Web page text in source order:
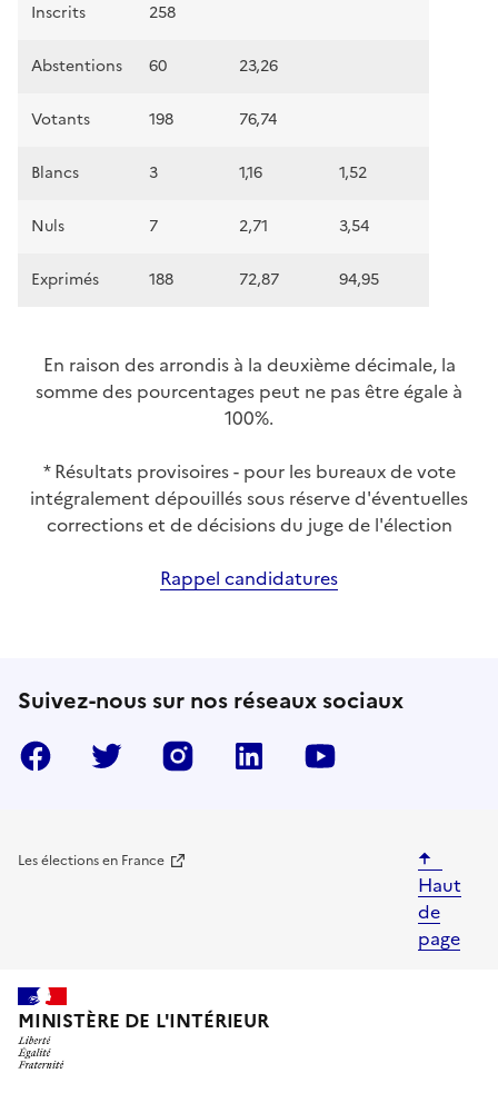
Inscrits 258
Abstentions 60 23,26
Votants 198 76,74
Blancs 3 1,16 1,52
Nuls 7 2,71 3,54
Exprimés 188 72,87 94,95
En raison des arrondis à la deuxième décimale, la
somme des pourcentages peut ne pas être égale à
100%.
* Résultats provisoires - pour les bureaux de vote
intégralement dépouillés sous réserve d'éventuelles
corrections et de décisions du juge de l'élection
Rappel candidatures
Suivez-nous sur nos réseaux sociaux
Facebook Twitter InstragramLinkedIn
Les élections en France
Haut
de
page
MINISTÈRE DE L'INTÉRIEUR